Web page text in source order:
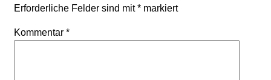
Erforderliche Felder sind mit* markiert
Kommentar *